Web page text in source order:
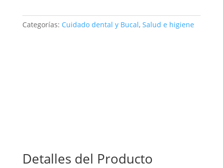
Categorías: Cuidado dental y Bucal, Salud e higiene
Detalles del Producto